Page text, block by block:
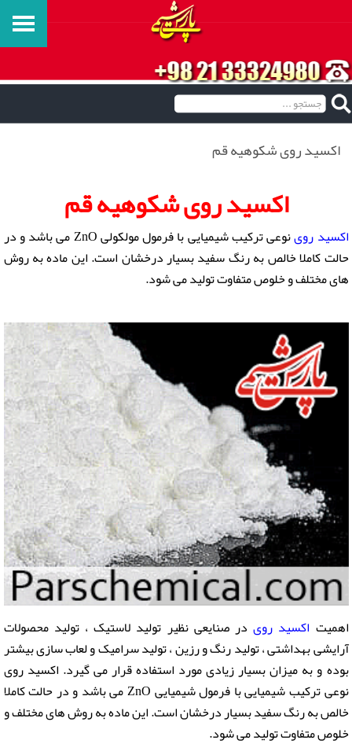
اکسید روی شکوهیه قم
اکسید روی شکوهیه قم
اکسید روی
نوعی ترکیب شیمیایی با فرمول مولکولی ZnO می باشد و در
حالت کاملا خالص به رنگ سفید بسیار درخشان است. این ماده به روش
های مختلف و خلوص متفاوت تولید می شود.
اهمیت اکسید رویدر صنایعی نظیر تولید لاستیک ، تولید محصولات
آرایشی بهداشتی ، تولید رنگ و رزین ، تولید سرامیک و لعاب سازی بیشتر
بوده و به میزان بسیار زیادی مورد استفاده قرار می گیرد. اکسید روی
نوعی ترکیب شیمیایی با فرمول شیمیایی ZnO می باشد و در حالت کاملا
خالص به رنگ سفید بسیار درخشان است. این ماده به روش های مختلف و
خلوص متفاوت تولید می شود.